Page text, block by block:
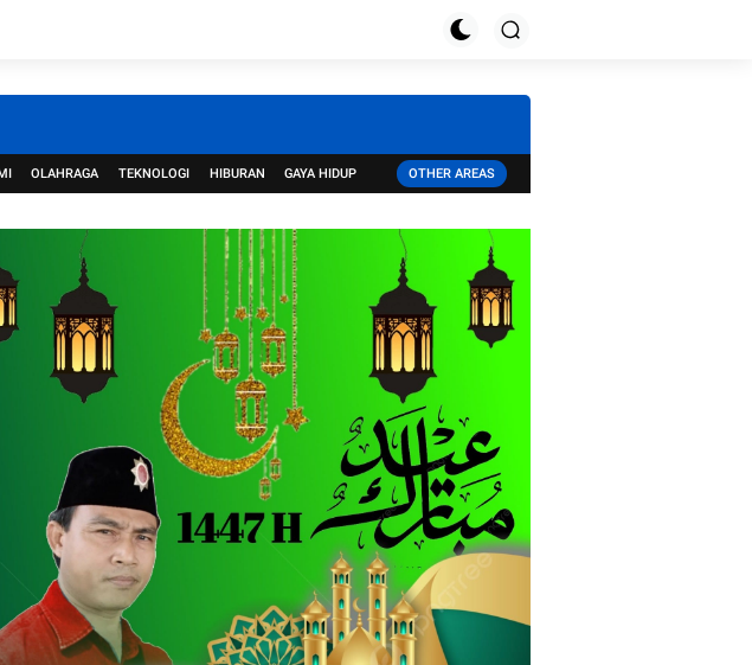
OLAHRAGA TEKNOLOGI HIBURAN GAYA HIDUP OTHER AREAS